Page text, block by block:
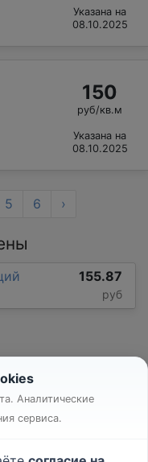
Указана на
08.10.2025
150
руб/кв.м
Указана на
08.10.2025
5 6 ›
155.87
руб
Аналитические
сервиса.